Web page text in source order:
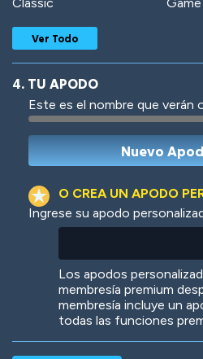
Woof
Ver Todo
4. TU APODO
Este es el nombre que verán
O CREA UN APODO
Ingrese su apodo
Los apodos
membresía premium
membresía incluye un
todas las funciones